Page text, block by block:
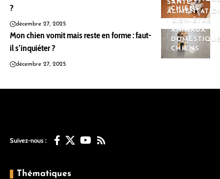
CHIENS
?
décembre 27, 2025
SANTÉ -
- BIEN-ÊTRE
ANIMAUX
CHIENS
Mon chien vomit mais reste en forme : faut-
il s’inquiéter ?
décembre 27, 2025
Suivez-nous :
Thématiques